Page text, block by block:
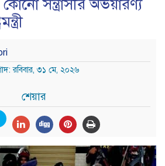
সন্ত্রাসীর অভয়ারণ্য
রবিবার, ৩১ মে, ২০২৬
শেয়ার